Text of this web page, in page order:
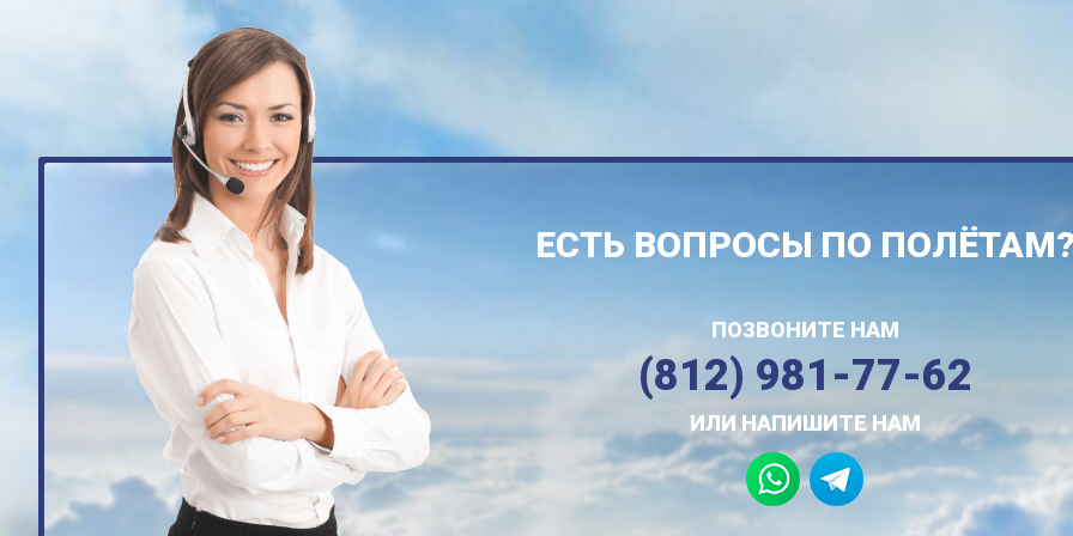
ЕСТЬ ВОПРОСЫ ПО
ПОЗВОНИТЕ НАМ
(812) 981-77-62
ИЛИ НАПИШИТЕ НАМ